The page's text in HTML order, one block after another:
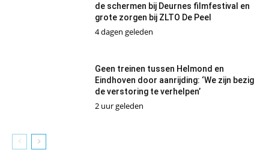
de schermen bij Deurnes filmfestival en
grote zorgen bij ZLTO De Peel
4 dagen geleden
Geen treinen tussen Helmond en
Eindhoven door aanrijding: ‘We zijn bezig
de verstoring te verhelpen’
2 uur geleden